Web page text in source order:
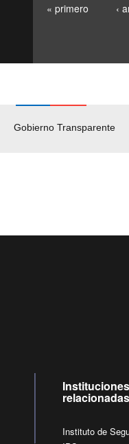
« primero ‹
Gobierno Transparente
Instituciones
Instituto de